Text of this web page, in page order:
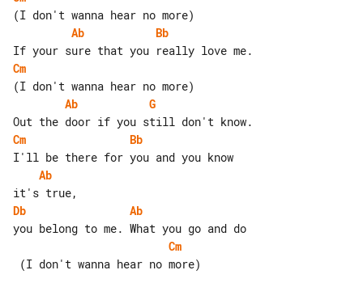
Ab
Bb
Cm
Ab
G
Cm
Bb
Ab
Db
Ab
Cm